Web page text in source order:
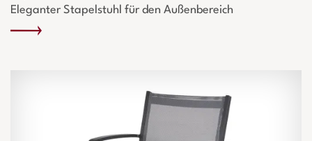
Eleganter Stapelstuhl für den Außenbereich